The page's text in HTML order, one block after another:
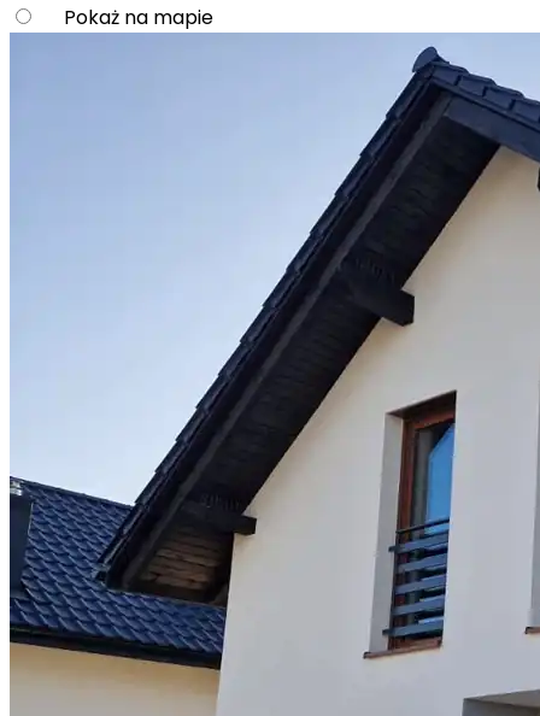
Pokaż na mapie